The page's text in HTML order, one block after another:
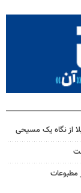
از نگاه یک مسیحی
مطبوعات